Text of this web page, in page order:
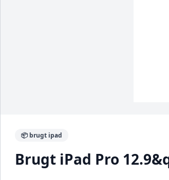
📦 brugt ipad
Brugt iPad Pro